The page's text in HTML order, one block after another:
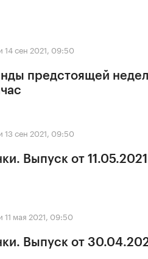
14 сен 2021, 09:50
предстоящей
13 сен 2021, 09:50
Выпуск от 11.05.2021
11 мая 2021, 09:50
Выпуск от